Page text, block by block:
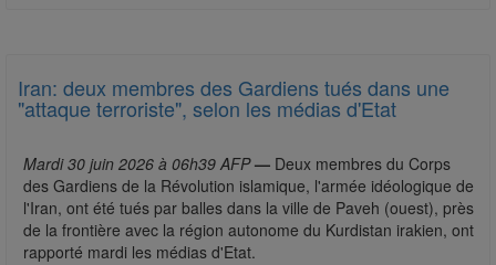
Iran: deux membres des Gardiens tués dans une
"attaque terroriste", selon les médias d'Etat
Mardi 30 juin 2026 à 06h39 AFP — Deux membres du Corps
des Gardiens de la Révolution islamique, l'armée idéologique de
l'Iran, ont été tués par balles dans la ville de Paveh (ouest), près
de la frontière avec la région autonome du Kurdistan irakien, ont
rapporté mardi les médias d'Etat.